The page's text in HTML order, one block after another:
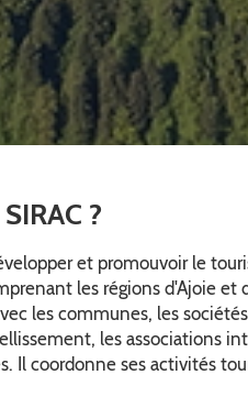
?
et promouvoir le
les régions d'Ajoie et
les communes, les
les associations
Il coordonne ses activités